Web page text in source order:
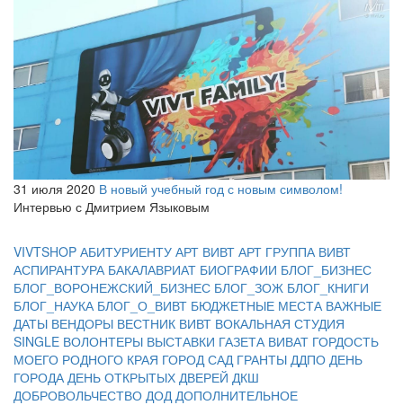
31 июля 2020 В новый учебный год с новым символом!
Интервью с Дмитрием Языковым
VIVTSHOP АБИТУРИЕНТУ АРТ ВИВТ АРТ ГРУППА ВИВТ
АСПИРАНТУРА БАКАЛАВРИАТ БИОГРАФИИ БЛОГ_БИЗНЕС
БЛОГ_ВОРОНЕЖСКИЙ_БИЗНЕС БЛОГ_ЗОЖ БЛОГ_КНИГИ
БЛОГ_НАУКА БЛОГ_О_ВИВТ БЮДЖЕТНЫЕ МЕСТА ВАЖНЫЕ
ДАТЫ ВЕНДОРЫ ВЕСТНИК ВИВТ ВОКАЛЬНАЯ СТУДИЯ
SINGLE ВОЛОНТЕРЫ ВЫСТАВКИ ГАЗЕТА ВИВАТ ГОРДОСТЬ
МОЕГО РОДНОГО КРАЯ ГОРОД САД ГРАНТЫ ДДПО ДЕНЬ
ГОРОДАДЕНЬ ОТКРЫТЫХ ДВЕРЕЙ ДКШ
ДОБРОВОЛЬЧЕСТВО ДОДДОПОЛНИТЕЛЬНОЕ